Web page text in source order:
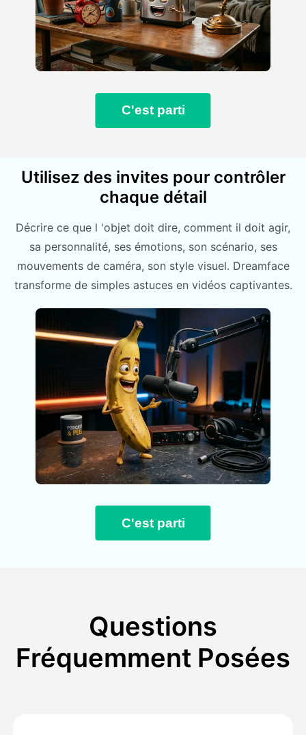
C'est parti
Utilisez des invites pour contrôler
chaque détail
Décrire ce que l 'objet doit dire, comment il doit agir,
sa personnalité, ses émotions, son scénario, ses
mouvements de caméra, son style visuel. Dreamface
transforme de simples astuces en vidéos captivantes.
C'est parti
Questions
Fréquemment Posées